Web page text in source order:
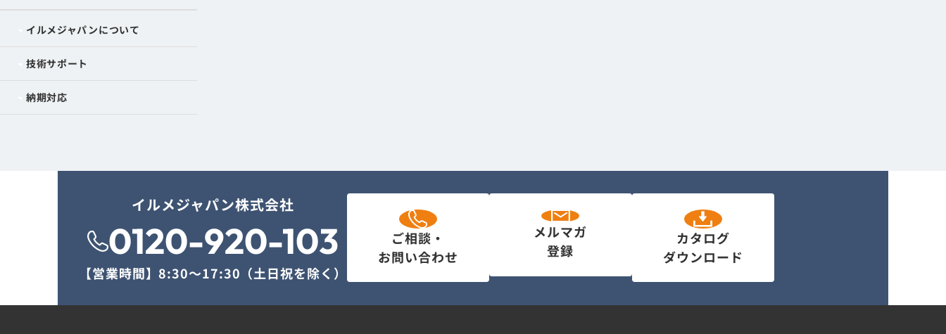
イルメジャパンについて
技術サポート
納期対応
イルメジャパン株式会社
0120-920-103
【営業時間】8:30〜17:30（土日祝を除く）
ご相談・
お問い合わせ
メルマガ
登録
カタログ
ダウンロード